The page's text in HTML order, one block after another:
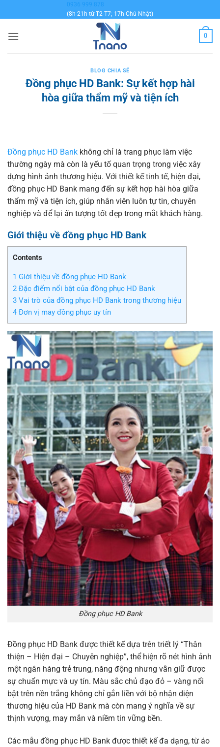
qua
dung
0936 999 878
(8h-21h từ T2-T7; 17h Chủ Nhật)
0
BLOG CHIA SẺ
Đồng phục HD Bank: Sự kết hợp hài
hòa giữa thẩm mỹ và tiện ích
Đồng phục HD Bank không chỉ là trang phục làm việc
thường ngày mà còn là yếu tố quan trọng trong việc xây
dựng hình ảnh thương hiệu. Với thiết kế tinh tế, hiện đại,
đồng phục HD Bank mang đến sự kết hợp hài hòa giữa
thẩm mỹ và tiện ích, giúp nhân viên luôn tự tin, chuyên
nghiệp và để lại ấn tượng tốt đẹp trong mắt khách hàng.
Giới thiệu về đồng phục HD Bank
Contents
1 Giới thiệu về đồng phục HD Bank
2 Đặc điểm nổi bật của đồng phục HD Bank
3 Vai trò của đồng phục HD Bank trong thương hiệu
4 Đơn vị may đồng phục uy tín
Đồng phục HD Bank
Đồng phục HD Bank được thiết kế dựa trên triết lý “Thân
thiện – Hiện đại – Chuyên nghiệp”, thể hiện rõ nét hình ảnh
một ngân hàng trẻ trung, năng động nhưng vẫn giữ được
sự chuẩn mực và uy tín. Màu sắc chủ đạo đỏ – vàng nổi
bật trên nền trắng không chỉ gắn liền với bộ nhận diện
thương hiệu của HD Bank mà còn mang ý nghĩa về sự
thịnh vượng, may mắn và niềm tin vững bền.
Các mẫu đồng phục HD Bank được thiết kế đa dạng, từ áo